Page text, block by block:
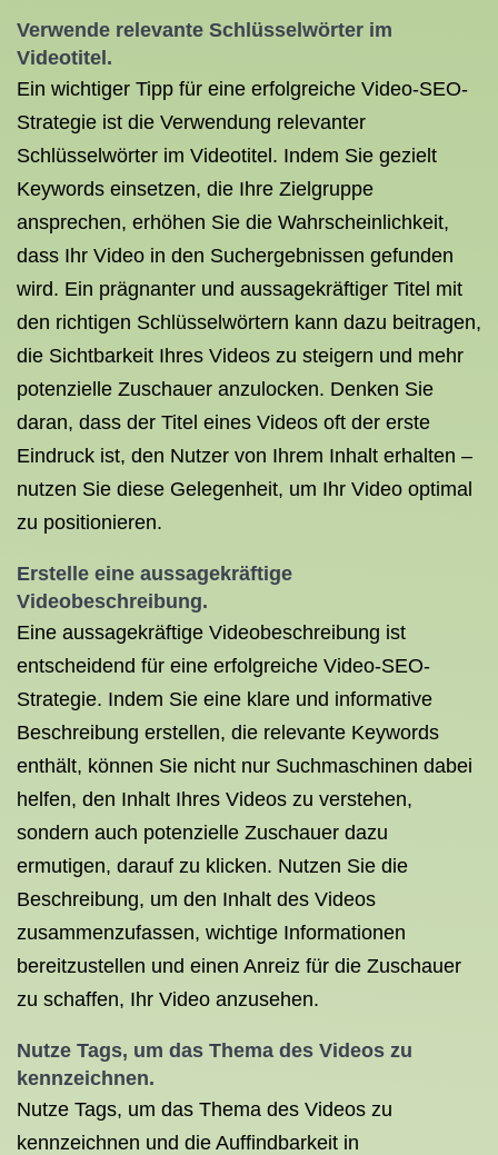
Verwende relevante Schlüsselwörter im
Videotitel.
Ein wichtiger Tipp für eine erfolgreiche Video-SEO-
Strategie ist die Verwendung relevanter
Schlüsselwörter im Videotitel. Indem Sie gezielt
Keywords einsetzen, die Ihre Zielgruppe
ansprechen, erhöhen Sie die Wahrscheinlichkeit,
dass Ihr Video in den Suchergebnissen gefunden
wird. Ein prägnanter und aussagekräftiger Titel mit
den richtigen Schlüsselwörtern kann dazu beitragen,
die Sichtbarkeit Ihres Videos zu steigern und mehr
potenzielle Zuschauer anzulocken. Denken Sie
daran, dass der Titel eines Videos oft der erste
Eindruck ist, den Nutzer von Ihrem Inhalt erhalten –
nutzen Sie diese Gelegenheit, um Ihr Video optimal
zu positionieren.
Erstelle eine aussagekräftige
Videobeschreibung.
Eine aussagekräftige Videobeschreibung ist
entscheidend für eine erfolgreiche Video-SEO-
Strategie. Indem Sie eine klare und informative
Beschreibung erstellen, die relevante Keywords
enthält, können Sie nicht nur Suchmaschinen dabei
helfen, den Inhalt Ihres Videos zu verstehen,
sondern auch potenzielle Zuschauer dazu
ermutigen, darauf zu klicken. Nutzen Sie die
Beschreibung, um den Inhalt des Videos
zusammenzufassen, wichtige Informationen
bereitzustellen und einen Anreiz für die Zuschauer
zu schaffen, Ihr Video anzusehen.
Nutze Tags, um das Thema des Videos zu
kennzeichnen.
Nutze Tags, um das Thema des Videos zu
kennzeichnen und die Auffindbarkeit in